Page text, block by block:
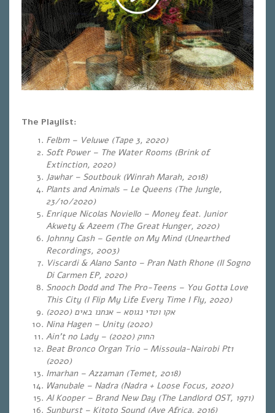
The Playlist:
Felbm – Veluwe (Tape 3, 2020)
Soft Power – The Water Rooms (Brink of
Extinction, 2020)
Jawhar – Soutbouk (Winrah Marah, 2018)
Plants and Animals – Le Queens (The Jungle,
23/10/2020)
Enrique Nicolas Noviello – Money feat. Junior
Akwety & Azeem (The Great Hunger, 2020)
Johnny Cash – Gentle on My Mind (Unearthed
Recordings, 2003)
Viscardi & Alano Santo – Pran Nath Rhone (Il Sogno
Di Carmen EP, 2020)
Snooch Dodd and The Pro-Teens – You Gotta Love
This City (I Flip My Life Every Time I Fly, 2020)
אקו וטדי נגוסא – אנחנו באים (2020)
Nina Hagen – Unity (2020)
Ain’t no Lady –
החוק (2020)
Beat Bronco Organ Trio – Missoula-Nairobi Pt1
(2020)
Imarhan – Azzaman (Temet, 2018)
Wanubale – Nadra (Nadra + Loose Focus, 2020)
Al Kooper – Brand New Day (The Landlord OST, 1971)
Sunburst – Kitoto Sound (Ave Africa, 2016)